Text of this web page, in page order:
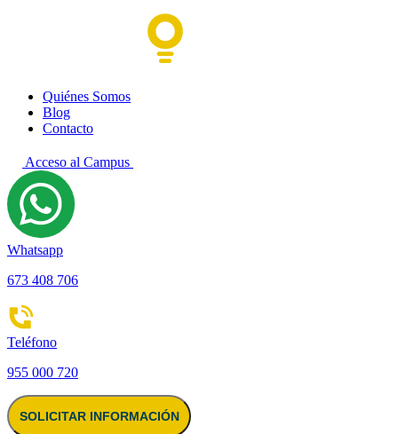
Quiénes Somos
Blog
Contacto
Acceso al Campus
Whatsapp
673 408 706
Teléfono
955 000 720
SOLICITAR INFORMACIÓN